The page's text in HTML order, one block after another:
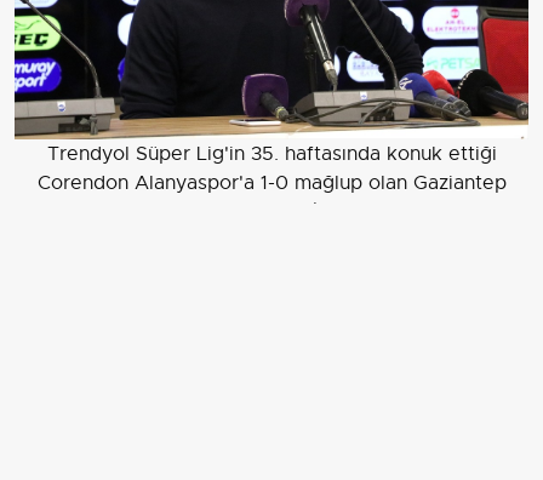
Trendyol Süper Lig'in 35. haftasında konuk ettiği
Corendon Alanyaspor'a 1-0 mağlup olan Gaziantep
FK'de teknik direktör Selçuk İnan, maçın ardından